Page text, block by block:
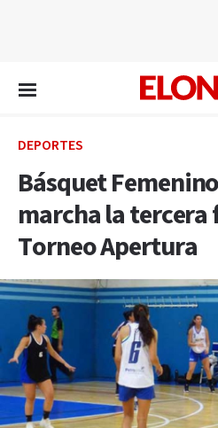
DEPORTES
Básquet
marcha la tercera
Torneo Apertura